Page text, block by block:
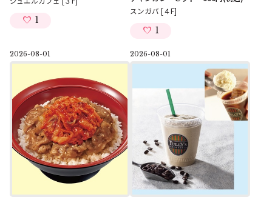
1
スンガバ [４F]
1
2026-08-01 2026-08-01